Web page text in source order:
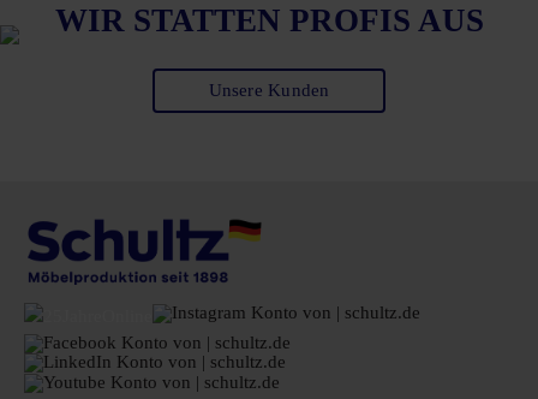
WIR STATTEN PROFIS AUS
Unsere Kunden